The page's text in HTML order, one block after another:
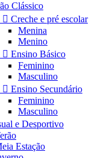
Clássico
 Creche e pré escolar
Menina
Menino
 Ensino Básico
Feminino
Masculino
 Ensino Secundário
Feminino
Masculino
e Desportivo
Estação